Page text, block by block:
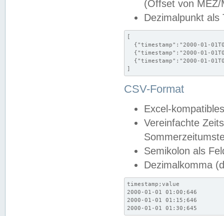
(Offset von MEZ/
Dezimalpunkt als
[
{"timestamp":"2000-01-
{"timestamp":"2000-01-
{"timestamp":"2000-01-
]
CSV-Format
Excel-
Vereinfachte
Semikolon als
Dezimalkomma
timestamp;value
2000-01-01 01:00;646
2000-01-01 01:15;646
2000-01-01 01:30;645